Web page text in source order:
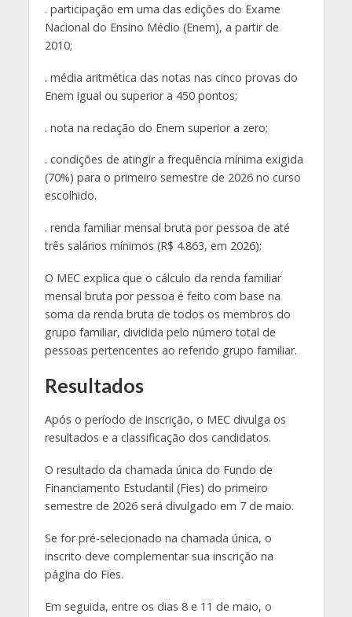
. participação em uma das edições do Exame
Nacional do Ensino Médio (Enem), a partir de
2010;
. média aritmética das notas nas cinco provas do
Enem igual ou superior a 450 pontos;
. nota na redação do Enem superior a zero;
. condições de atingir a frequência mínima exigida
(70%) para o primeiro semestre de 2026 no curso
escolhido.
. renda familiar mensal bruta por pessoa de até
três salários mínimos (R$ 4.863, em 2026);
O MEC explica que o cálculo da renda familiar
mensal bruta por pessoa é feito com base na
soma da renda bruta de todos os membros do
grupo familiar, dividida pelo número total de
pessoas pertencentes ao referido grupo familiar.
Resultados
Após o período de inscrição, o MEC divulga os
resultados e a classificação dos candidatos.
O resultado da chamada única do Fundo de
Financiamento Estudantil (Fies) do primeiro
semestre de 2026 será divulgado em 7 de maio.
Se for pré-selecionado na chamada única, o
inscrito deve complementar sua inscrição na
página do Fies.
Em seguida, entre os dias 8 e 11 de maio, o